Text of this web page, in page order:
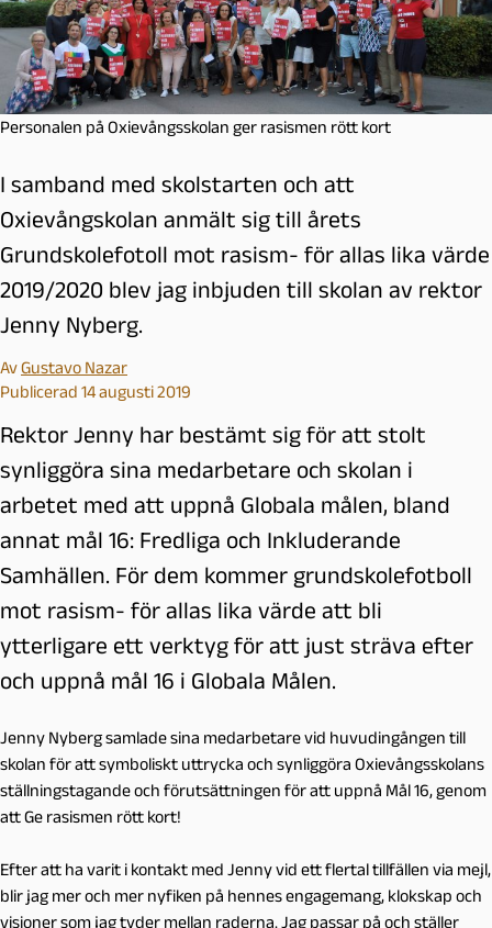
Personalen på Oxievångsskolan ger rasismen rött kort
I samband med skolstarten och att
Oxievångskolan anmält sig till årets
Grundskolefotoll mot rasism- för allas lika värde
2019/2020 blev jag inbjuden till skolan av rektor
Jenny Nyberg.
AvGustavo Nazar
Publicerad 14 augusti 2019
Rektor Jenny har bestämt sig för att stolt
synliggöra sina medarbetare och skolan i
arbetet med att uppnå Globala målen, bland
annat mål 16: Fredliga och Inkluderande
Samhällen. För dem kommer grundskolefotboll
mot rasism- för allas lika värde att bli
ytterligare ett verktyg för att just sträva efter
och uppnå mål 16 i Globala Målen.
Jenny Nyberg samlade sina medarbetare vid huvudingången till
skolan för att symboliskt uttrycka och synliggöra Oxievångsskolans
ställningstagande och förutsättningen för att uppnå Mål 16, genom
att Ge rasismen rött kort!
Efter att ha varit i kontakt med Jenny vid ett flertal tillfällen via mejl,
blir jag mer och mer nyfiken på hennes engagemang, klokskap och
visioner som jag tyder mellan raderna. Jag passar på och ställer